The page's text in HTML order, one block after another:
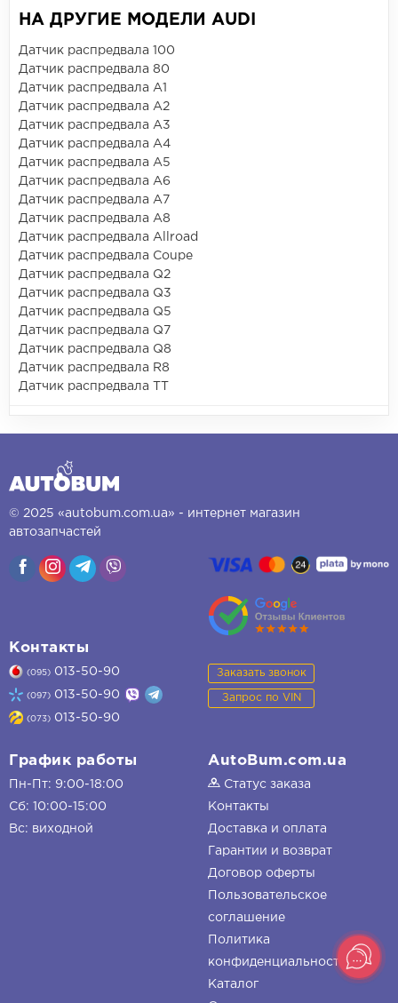
НА ДРУГИЕ МОДЕЛИ AUDI
Датчик распредвала 100
Датчик распредвала 80
Датчик распредвала A1
Датчик распредвала A2
Датчик распредвала A3
Датчик распредвала A4
Датчик распредвала A5
Датчик распредвала A6
Датчик распредвала A7
Датчик распредвала A8
Датчик распредвала Allroad
Датчик распредвала Coupe
Датчик распредвала Q2
Датчик распредвала Q3
Датчик распредвала Q5
Датчик распредвала Q7
Датчик распредвала Q8
Датчик распредвала R8
Датчик распредвала TT
© 2025 «autobum.com.ua» - интернет магазин
автозапчастей
Контакты
(095) 013-50-90
(097) 013-50-90
(073) 013-50-90
Заказать звонок
Запрос по VIN
График работы
Пн-Пт: 9:00-18:00
Сб: 10:00-15:00
Вс: виходной
AutoBum.com.ua
Статус заказа
Контакты
Доставка и оплата
Гарантии и возврат
Договор оферты
Пользовательское
соглашение
Политика
конфиденциальности
Каталог